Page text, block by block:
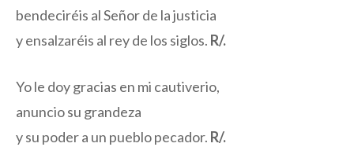
bendeciréis al Señor de la justicia
y ensalzaréis al rey de los siglos. R/.
Yo le doy gracias en mi cautiverio,
anuncio su grandeza
y su poder a un pueblo pecador. R/.